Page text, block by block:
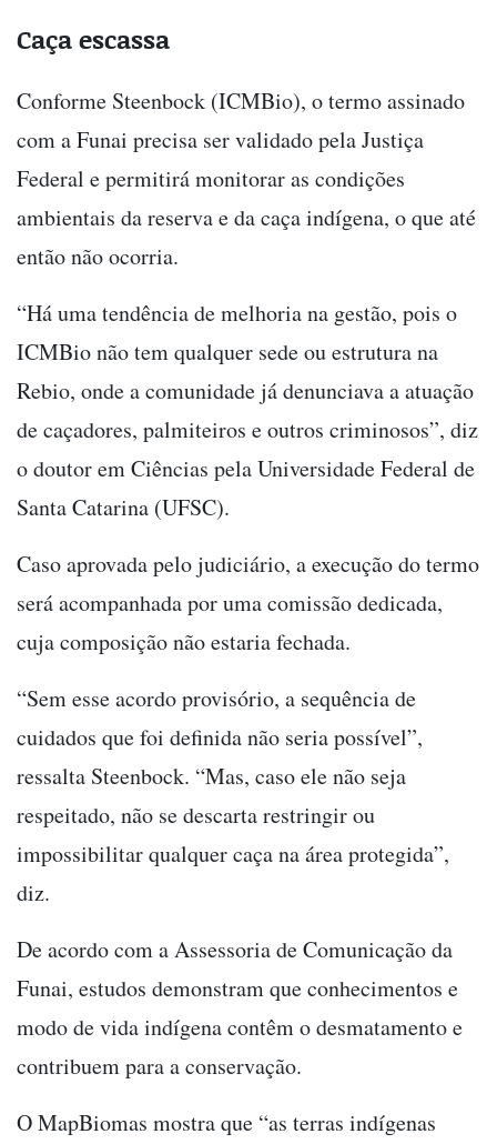
Caça escassa
Conforme Steenbock (ICMBio), o termo assinado
com a Funai precisa ser validado pela Justiça
Federal e permitirá monitorar as condições
ambientais da reserva e da caça indígena, o que até
então não ocorria.
“Há uma tendência de melhoria na gestão, pois o
ICMBio não tem qualquer sede ou estrutura na
Rebio, onde a comunidade já denunciava a atuação
de caçadores, palmiteiros e outros criminosos”, diz
o doutor em Ciências pela Universidade Federal de
Santa Catarina (UFSC).
Caso aprovada pelo judiciário, a execução do termo
será acompanhada por uma comissão dedicada,
cuja composição não estaria fechada.
“Sem esse acordo provisório, a sequência de
cuidados que foi definida não seria possível”,
ressalta Steenbock. “Mas, caso ele não seja
respeitado, não se descarta restringir ou
impossibilitar qualquer caça na área protegida”,
diz.
De acordo com a Assessoria de Comunicação da
Funai, estudos demonstram que conhecimentos e
modo de vida indígena contêm o desmatamento e
contribuem para a conservação.
O MapBiomas mostra que “as terras indígenas